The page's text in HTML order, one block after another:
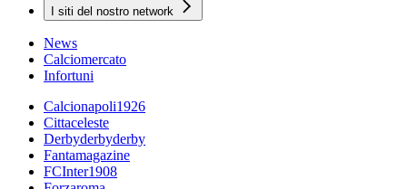
I siti del nostro network
News
Calciomercato
Infortuni
Calcionapoli1926
Cittaceleste
Derbyderbyderby
Fantamagazine
FCInter1908